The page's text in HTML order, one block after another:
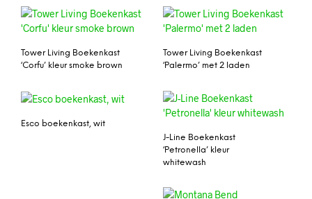
Tower Living Boekenkast
‘Corfu’ kleur smoke brown
Tower Living Boekenkast
‘Palermo’ met 2 laden
Esco boekenkast, wit
J-Line Boekenkast
‘Petronella’ kleur
whitewash